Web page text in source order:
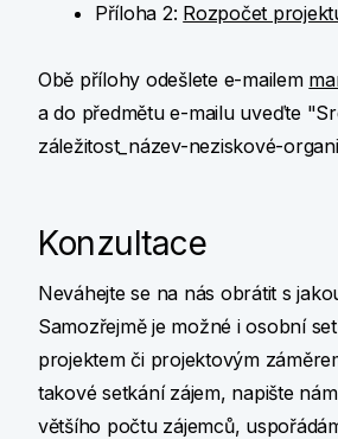
Příloha 2: Rozpočet
Obě přílohy odešlete e-mailem
a do předmětu e-mailu uveďte
záležitost_název-neziskové-
Konzultace
Neváhejte se na nás obrátit s
Samozřejmě je možné i osobní
projektem či projektovým
takové setkání zájem, napište
většího počtu zájemců,